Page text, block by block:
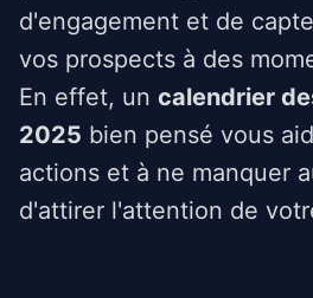
d'engagement et de
vos prospects à des
En effet, un calendrier
2025 bien pensé vous
actions et à ne manquer
d'attirer l'attention de